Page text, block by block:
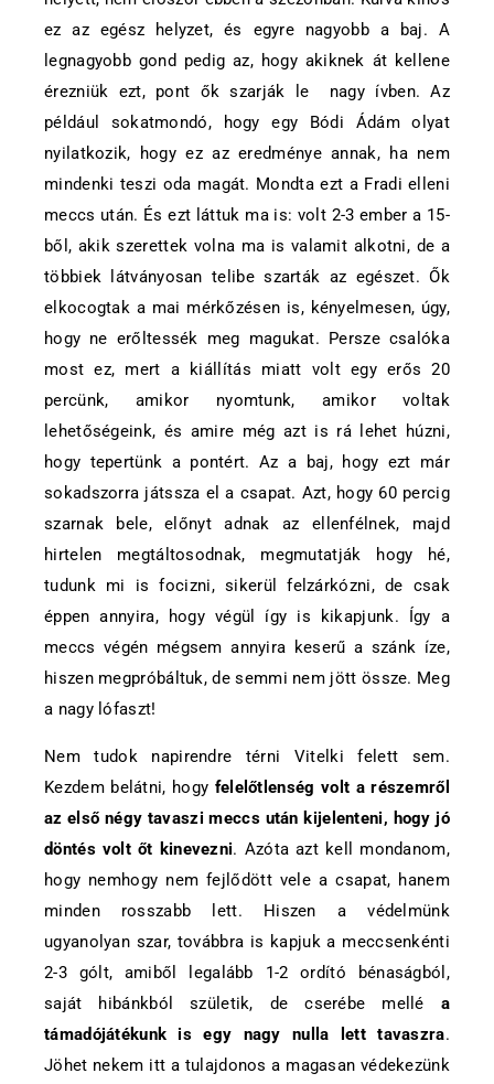
ez az egész helyzet, és egyre nagyobb a baj. A
legnagyobb gond pedig az, hogy akiknek át kellene
érezniük ezt, pont ők szarják le nagy ívben. Az
például sokatmondó, hogy egy Bódi Ádám olyat
nyilatkozik, hogy ez az eredménye annak, ha nem
mindenki teszi oda magát. Mondta ezt a Fradi elleni
meccs után. És ezt láttuk ma is: volt 2-3 ember a 15-
ből, akik szerettek volna ma is valamit alkotni, de a
többiek látványosan telibe szarták az egészet. Ők
elkocogtak a mai mérkőzésen is, kényelmesen, úgy,
hogy ne erőltessék meg magukat. Persze csalóka
most ez, mert a kiállítás miatt volt egy erős 20
percünk, amikor nyomtunk, amikor voltak
lehetőségeink, és amire még azt is rá lehet húzni,
hogy tepertünk a pontért. Az a baj, hogy ezt már
sokadszorra játssza el a csapat. Azt, hogy 60 percig
szarnak bele, előnyt adnak az ellenfélnek, majd
hirtelen megtáltosodnak, megmutatják hogy hé,
tudunk mi is focizni, sikerül felzárkózni, de csak
éppen annyira, hogy végül így is kikapjunk. Így a
meccs végén mégsem annyira keserű a szánk íze,
hiszen megpróbáltuk, de semmi nem jött össze. Meg
a nagy lófaszt!
Nem tudok napirendre térni Vitelki felett sem.
Kezdem belátni, hogy felelőtlenség volt a részemről
az első négy tavaszi meccs után kijelenteni, hogy jó
döntés volt őt kinevezni. Azóta azt kell mondanom,
hogy nemhogy nem fejlődött vele a csapat, hanem
minden rosszabb lett. Hiszen a védelmünk
ugyanolyan szar, továbbra is kapjuk a meccsenkénti
2-3 gólt, amiből legalább 1-2 ordító bénaságból,
saját hibánkból születik, de cserébe mellé a
támadójátékunk is egy nagy nulla lett tavaszra.
Jöhet nekem itt a tulajdonos a magasan védekezünk